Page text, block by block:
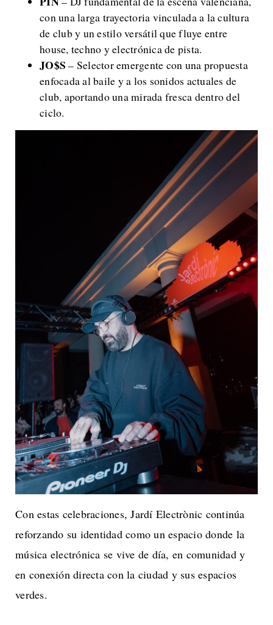
con una larga trayectoria vinculada a la cultura
de club y un estilo versátil que fluye entre
house, techno y electrónica de pista.
JO$S – Selector emergente con una propuesta
enfocada al baile y a los sonidos actuales de
club, aportando una mirada fresca dentro del
ciclo.
Con estas celebraciones, Jardí Electrònic continúa
reforzando su identidad como un espacio donde la
música electrónica se vive de día, en comunidad y
en conexión directa con la ciudad y sus espacios
verdes.